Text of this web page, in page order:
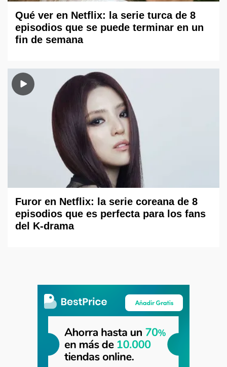
Qué ver en Netflix: la serie turca de 8
episodios que se puede terminar en un
fin de semana
Furor en Netflix: la serie coreana de 8
episodios que es perfecta para los fans
del K-drama